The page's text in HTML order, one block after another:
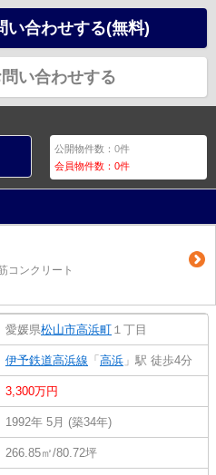
い合わせする(無料)
い合わせする
公開物件数：0件
会員物件数：0件
コンクリート
愛媛県松山市高浜町 １丁目
伊予鉄道高浜線 「 高浜 」駅 徒歩4分
3,300万円
1992年 5月 (築34年)
266.85㎡/80.72坪